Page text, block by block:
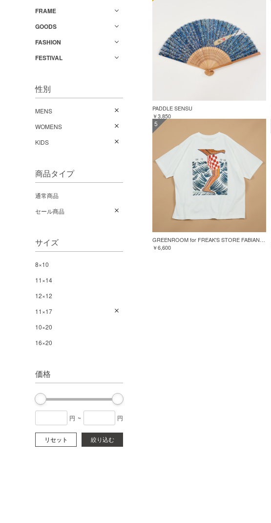
FRAME
GOODS
FASHION
FESTIVAL
性別
MENS
WOMENS
KIDS
商品タイプ
通常商品
セール商品
サイズ
8×10
11×14
12×12
11×17
10×20
16×20
価格
円 ~ 円
リセット 絞り込む
PADDLE SENSU
￥3,850
5
GREENROOM for FREAK'S STORE FABIAN LAVATER S/S TEE
￥6,600